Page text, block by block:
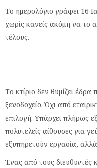
Το ημερολόγιο γράφει 16
χωρίς κανείς ακόμη να το
τέλους.
Το κτίριο δεν θυμίζει έδρα
ξενοδοχείο. Όχι από
επιλογή. Υπάρχει πλήρως
πολυτελείς αίθουσες για
εξυπηρετούν εργασία, αλλά
Ένας από τους διευθυντές